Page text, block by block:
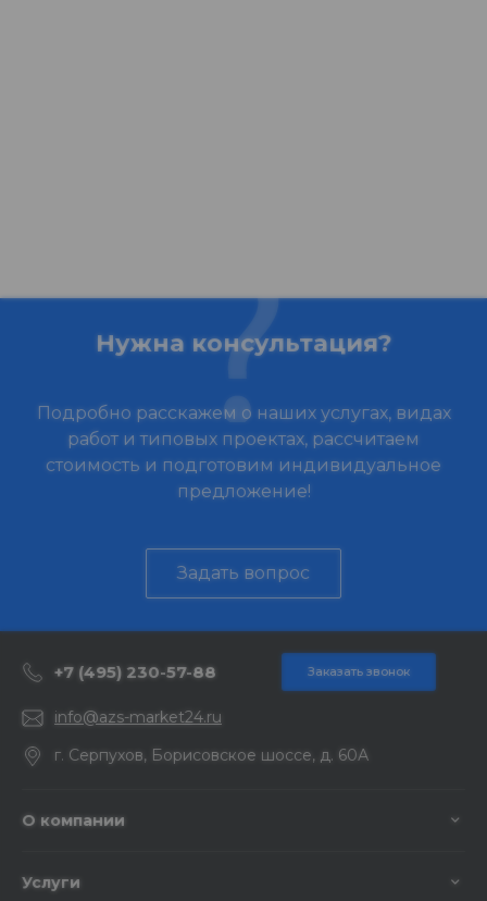
Нужна консультация?
Подробно расскажем о наших услугах, видах
работ и типовых проектах, рассчитаем
стоимость и подготовим индивидуальное
предложение!
Задать вопрос
+7 (495) 230-57-88 Заказать звонок
info@azs-market24.ru
г. Серпухов, Борисовское шоссе, д. 60А
О компании
Услуги